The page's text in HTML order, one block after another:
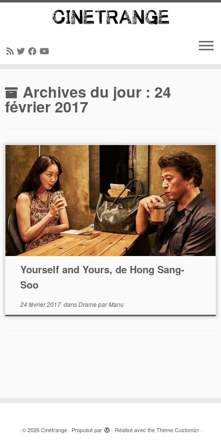
au
contenuArchives du jour : 24
février 2017
Yourself and Yours, de Hong Sang-
Soo
24 février 2017dansDrameparManu
· © 2026 Cinétrange· Propulsé par · Réalisé avec theThème Customizr·